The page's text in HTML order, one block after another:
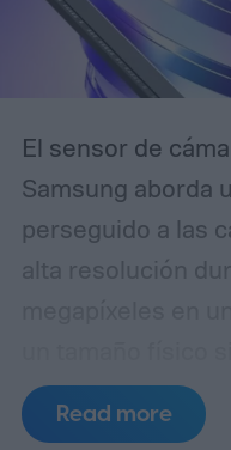
El sensor de
Samsung aborda
perseguido a las
alta resolución
reducir cada
de luz que puede
Read more